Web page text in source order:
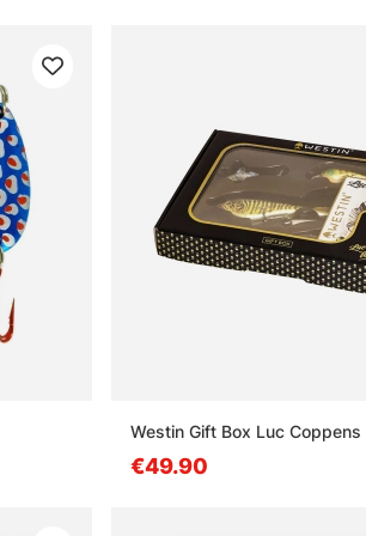
Westin Gift Box Luc Coppens
€49.90